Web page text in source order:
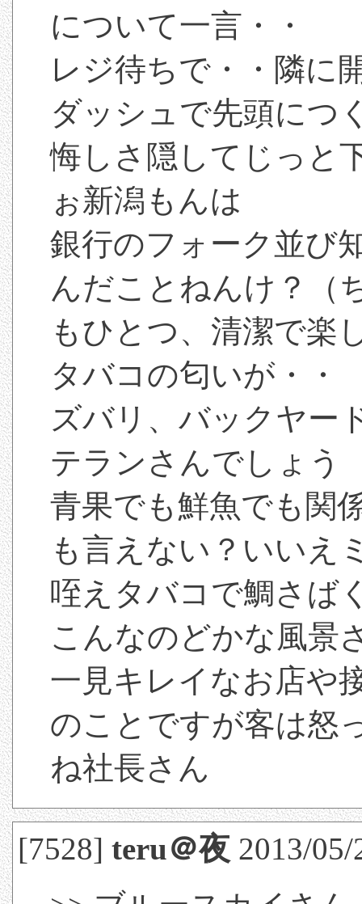
について一言・・
レジ待ちで・・隣に
ダッシュで先頭につ
悔しさ隠してじっと
ぉ新潟もんは
銀行のフォーク並び
んだことねんけ？（
もひとつ、清潔で楽
タバコの匂いが・・
ズバリ、バックヤ
テランさんでしょ
青果でも鮮魚でも関
も言えない？いい
咥えタバコで鯛さば
こんなのどかな風
一見キレイなお店や
のことですが客は
ね社長さん
[7528]teru＠夜 2013/